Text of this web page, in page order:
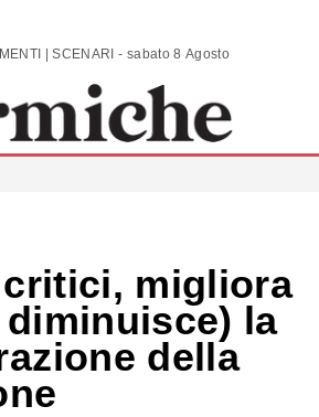
ANALISI | COMMENTI | SCENARI - sabato 8 Agosto 2026
migliora
la
della